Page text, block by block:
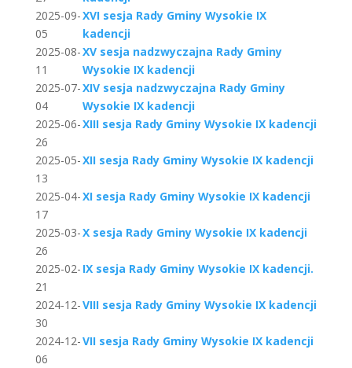
2025-09-
05
XVI sesja Rady Gminy Wysokie IX
kadencji
2025-08-
11
XV sesja nadzwyczajna Rady Gminy
Wysokie IX kadencji
2025-07-
04
XIV sesja nadzwyczajna Rady Gminy
Wysokie IX kadencji
2025-06-
26
XIII sesja Rady Gminy Wysokie IX kadencji
2025-05-
13
XII sesja Rady Gminy Wysokie IX kadencji
2025-04-
17
XI sesja Rady Gminy Wysokie IX kadencji
2025-03-
26
X sesja Rady Gminy Wysokie IX kadencji
2025-02-
21
IX sesja Rady Gminy Wysokie IX kadencji.
2024-12-
30
VIII sesja Rady Gminy Wysokie IX kadencji
2024-12-
06
VII sesja Rady Gminy Wysokie IX kadencji